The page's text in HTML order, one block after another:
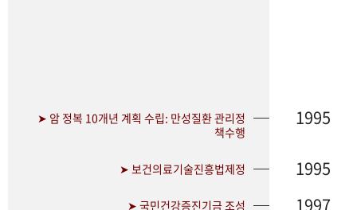
➤ 암 정복 10개년 계획 수립: 만성질환 관리정
책수행
1995
➤ 보건의료기술진흥법제정 1995
➤ 국민건강증진기금 조성 1997